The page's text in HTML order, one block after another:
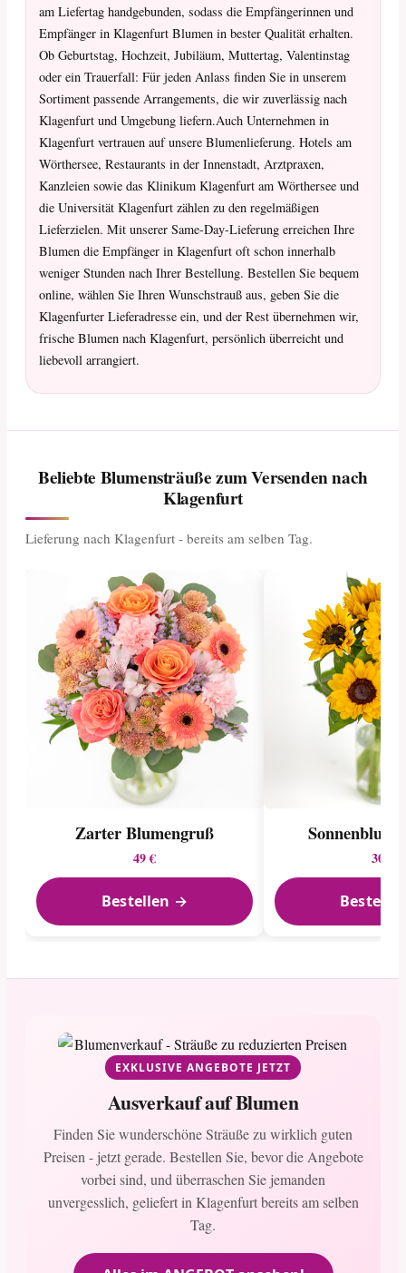
am Liefertag handgebunden, sodass die Empfängerinnen und
Empfänger in Klagenfurt Blumen in bester Qualität erhalten.
Ob Geburtstag, Hochzeit, Jubiläum, Muttertag, Valentinstag
oder ein Trauerfall: Für jeden Anlass finden Sie in unserem
Sortiment passende Arrangements, die wir zuverlässig nach
Klagenfurt und Umgebung liefern.Auch Unternehmen in
Klagenfurt vertrauen auf unsere Blumenlieferung. Hotels am
Wörthersee, Restaurants in der Innenstadt, Arztpraxen,
Kanzleien sowie das Klinikum Klagenfurt am Wörthersee und
die Universität Klagenfurt zählen zu den regelmäßigen
Lieferzielen. Mit unserer Same-Day-Lieferung erreichen Ihre
Blumen die Empfänger in Klagenfurt oft schon innerhalb
weniger Stunden nach Ihrer Bestellung. Bestellen Sie bequem
online, wählen Sie Ihren Wunschstrauß aus, geben Sie die
Klagenfurter Lieferadresse ein, und der Rest übernehmen wir,
frische Blumen nach Klagenfurt, persönlich überreicht und
liebevoll arrangiert.
Beliebte Blumensträuße zum Versenden nach
Klagenfurt
Lieferung nach Klagenfurt - bereits am selben Tag.
Zarter Blumengruß
49 €
Bestellen →
30 €
EXKLUSIVE ANGEBOTE JETZT
Ausverkauf auf Blumen
Finden Sie wunderschöne Sträuße zu wirklich guten
Preisen - jetzt gerade. Bestellen Sie, bevor die Angebote
vorbei sind, und überraschen Sie jemanden
unvergesslich, geliefert in Klagenfurt bereits am selben
Tag.